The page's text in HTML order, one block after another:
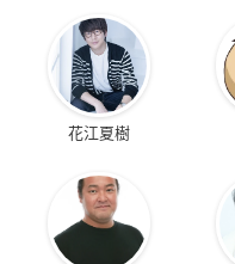
花江夏樹